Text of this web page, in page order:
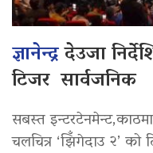
ज्ञानेन्द्रदेउजा
टिजर सार्वजनिक
सबस्त
चलचित्र ‘झिँगेदाउ २’ को